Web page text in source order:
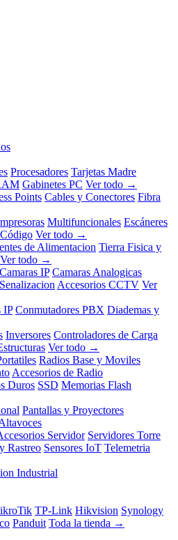
Procesadores Tarjetas Madre
Gabinetes PC Ver todo →
Points Cables y Conectores Fibra
Multifuncionales Escáneres
Ver todo →
de Alimentacion Tierra Fisica y
Ver todo →
Camaras IP Camaras Analogicas
Accesorios CCTV Ver
IP Conmutadores PBX Diademas y
Inversores Controladores de Carga
Ver todo →
Radios Base y Moviles
Accesorios de Radio
Duros SSD Memorias Flash
Pantallas y Proyectores
Servidor Servidores Torre
Rastreo Sensores IoT Telemetria
Industrial
TP-Link Hikvision Synology
Panduit Toda la tienda →